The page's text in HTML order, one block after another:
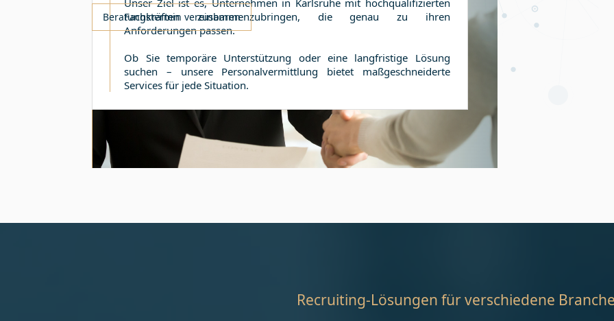
Unser Ziel ist es, Unternehmen in Karlsruhemit hochqualifizierten
Fachkräften zusammenzubringen, die genau zu ihren
Anforderungen passen.
Ob Sie temporäre Unterstützung oder eine langfristige Lösung
suchen – unsere Personalvermittlung bietet maßgeschneiderte
Services für jede Situation.
Beratungstermin vereinbaren
Recruiting-Lösungen für verschiedene